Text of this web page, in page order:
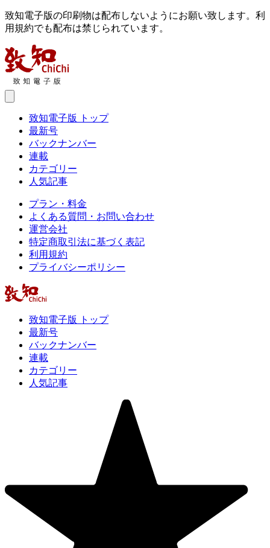
致知電子版の印刷物は配布しないようにお願い致します。利
用規約でも配布は禁じられています。
致知電子版 トップ
最新号
バックナンバー
連載
カテゴリー
人気記事
プラン・料金
よくある質問・お問い合わせ
運営会社
特定商取引法に基づく表記
利用規約
プライバシーポリシー
致知電子版 トップ
最新号
バックナンバー
連載
カテゴリー
人気記事